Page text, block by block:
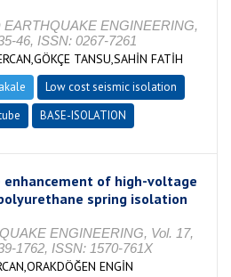
ENGINEERING,
46, ISSN: 0267-7261
TANSU,SAHİN FATİH
Low cost seismic isolation
BASE-ISOLATION
enhancement of high-voltage
spring isolation
ENGINEERING, Vol. 17,
1762, ISSN: 1570-761X
ENGİN